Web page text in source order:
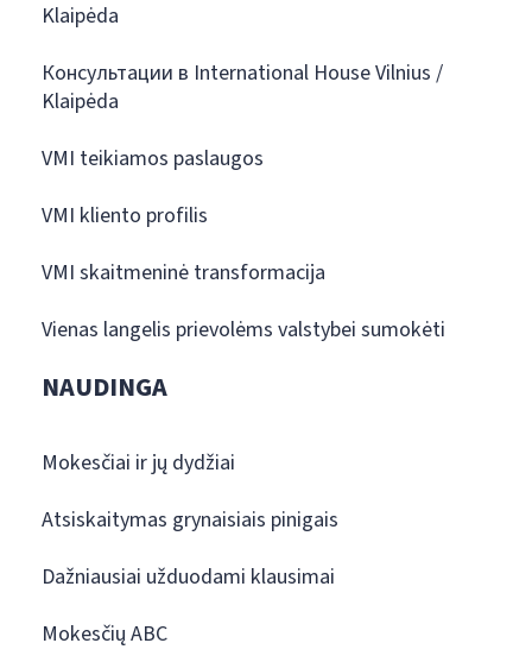
Klaipėda
Консультации в International House Vilnius /
Klaipėda
VMI teikiamos paslaugos
VMI kliento profilis
VMI skaitmeninė transformacija
Vienas langelis prievolėms valstybei sumokėti
NAUDINGA
Mokesčiai ir jų dydžiai
Atsiskaitymas grynaisiais pinigais
Dažniausiai užduodami klausimai
Mokesčių ABC